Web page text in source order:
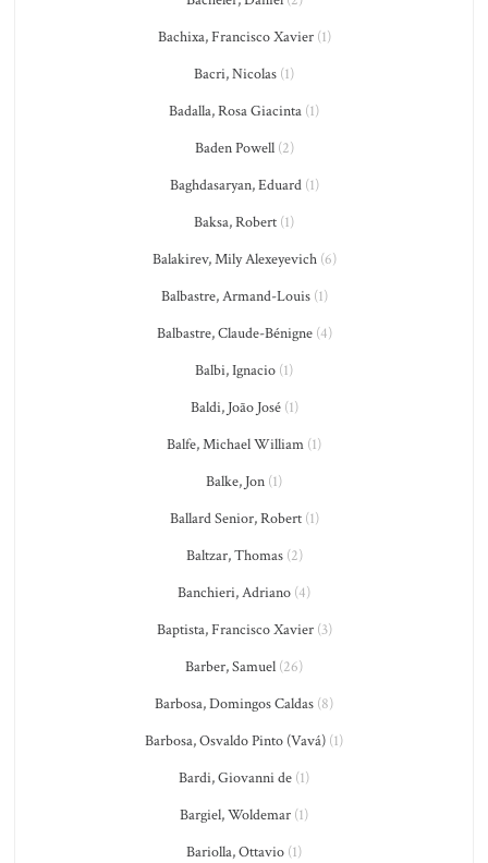
Bachixa, Francisco Xavier(1)
Bacri, Nicolas (1)
Badalla, Rosa Giacinta (1)
Baden Powell(2)
Baghdasaryan, Eduard(1)
Baksa, Robert (1)
Balakirev, Mily Alexeyevich(6)
Balbastre, Armand-Louis(1)
Balbastre, Claude-Bénigne(4)
Balbi, Ignacio (1)
Baldi, João José(1)
Balfe, Michael William (1)
Balke, Jon (1)
Ballard Senior, Robert(1)
Baltzar, Thomas(2)
Banchieri, Adriano (4)
Baptista, Francisco Xavier(3)
Barber, Samuel (26)
Barbosa, Domingos Caldas (8)
Barbosa, Osvaldo Pinto (Vavá) (1)
Bardi, Giovanni de (1)
Bargiel, Woldemar (1)
Bariolla, Ottavio (1)